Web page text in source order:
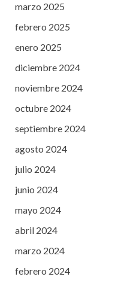
marzo 2025
febrero 2025
enero 2025
diciembre 2024
noviembre 2024
octubre 2024
septiembre 2024
agosto 2024
julio 2024
junio 2024
mayo 2024
abril 2024
marzo 2024
febrero 2024